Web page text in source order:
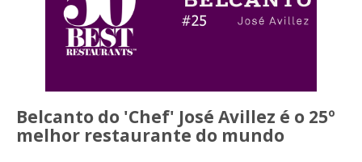
Belcanto do 'Chef' José Avillez é o 25º
melhor restaurante do mundo